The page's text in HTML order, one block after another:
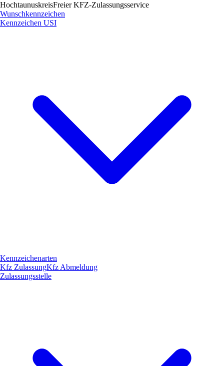
HochtaunuskreisFreier KFZ-Zulassungsservice
Wunschkennzeichen
Kennzeichen USI
Kennzeichenarten
Kfz ZulassungKfz Abmeldung
Zulassungsstelle